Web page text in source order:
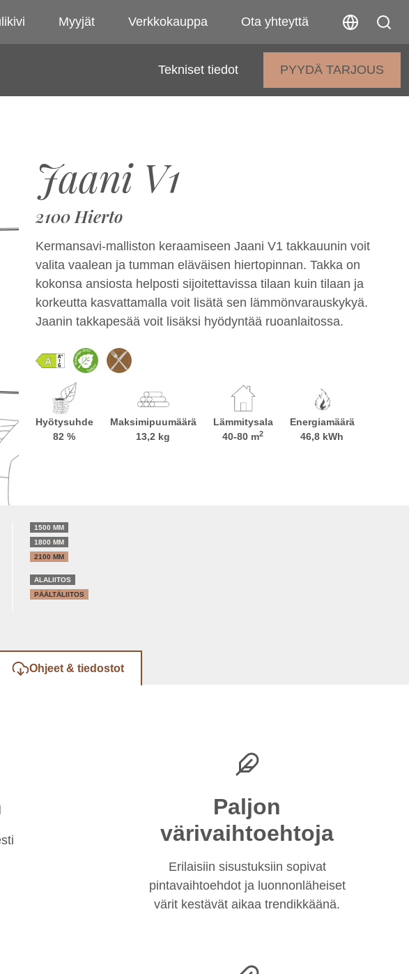
Myyjät Verkkokauppa Ota yhteyttä
Tekniset tiedot PYYDÄ TARJOUS
Jaani V1
2100 Hierto
Kermansavi-malliston keraamiseen Jaani V1 takkauunin voit
valita vaalean ja tumman eläväisen hiertopinnan. Takka on
kokonsa ansiosta helposti sijoitettavissa tilaan kuin tilaan ja
korkeutta kasvattamalla voit lisätä sen lämmönvarauskykyä.
Jaanin takkapesää voit lisäksi hyödyntää ruoanlaitossa.
Hyötysuhde
82 %
Maksimipuumäärä
13,2 kg
Lämmitysala
40-80 m2
Energiamäärä
46,8 kWh
1500 MM
1800 MM
2100 MM
ALALIITOS
PÄÄLTÄLIITOS
Ohjeet & tiedostot
Paljon
värivaihtoehtoja
Erilaisiin sisustuksiin sopivat
pintavaihtoehdot ja luonnonläheiset
värit kestävät aikaa trendikkäänä.